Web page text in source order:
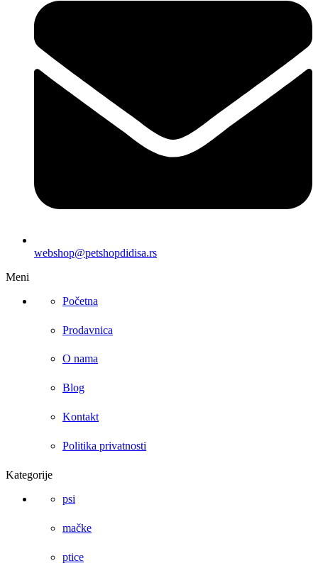
webshop@petshopdidisa.rs
Meni
Početna
Prodavnica
O nama
Blog
Kontakt
Politika privatnosti
Kategorije
psi
mačke
ptice